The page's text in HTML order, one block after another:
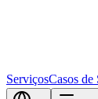
ServiçosCasos de